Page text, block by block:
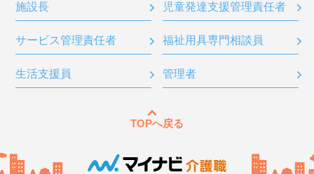
施設長 児童発達支援管理責任者
サービス管理責任者 福祉用具専門相談員
生活支援員 管理者
TOPへ戻る